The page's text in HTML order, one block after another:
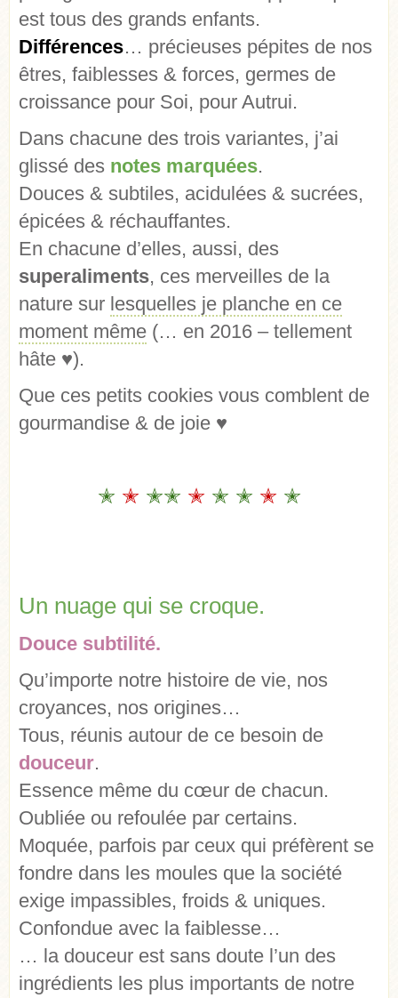
est tous des grands enfants.
Différences… précieuses pépites de nos
êtres, faiblesses & forces, germes de
croissance pour Soi, pour Autrui.
Dans chacune des trois variantes, j’ai
glissé des notes marquées.
Douces & subtiles, acidulées & sucrées,
épicées & réchauffantes.
En chacune d’elles, aussi, des
superaliments, ces merveilles de la
nature sur lesquelles je planche en ce
moment même (… en 2016 – tellement
hâte ♥).
Que ces petits cookies vous comblent de
gourmandise & de joie ♥
✭✭✭✭✭✭ ✭✭✭
Un nuage qui se croque.
Douce subtilité.
Qu’importe notre histoire de vie, nos
croyances, nos origines…
Tous, réunis autour de ce besoin de
douceur.
Essence même du cœur de chacun.
Oubliée ou refoulée par certains.
Moquée, parfois par ceux qui préfèrent se
fondre dans les moules que la société
exige impassibles, froids & uniques.
Confondue avec la faiblesse…
… la douceur est sans doute l’un des
ingrédients les plus importants de notre